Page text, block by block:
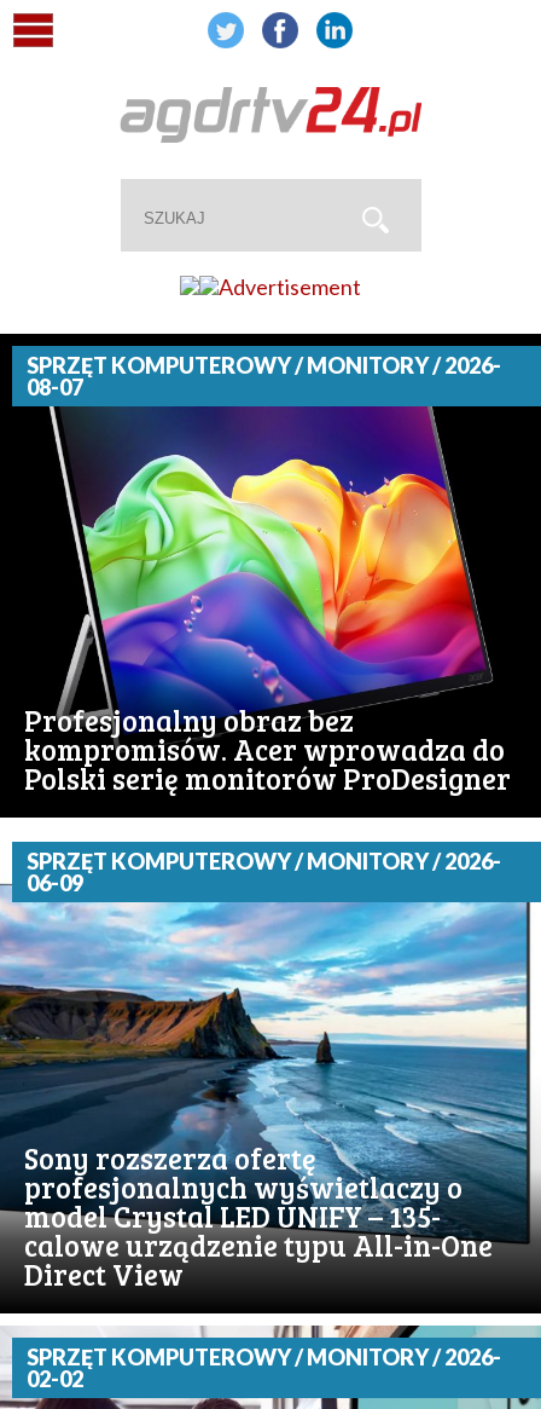
SPRZĘT KOMPUTEROWY / MONITORY / 2026-
08-07
Profesjonalny obraz bez
kompromisów. Acer wprowadza do
Polski serię monitorów ProDesigner
SPRZĘT KOMPUTEROWY / MONITORY / 2026-
06-09
Sony rozszerza ofertę
profesjonalnych wyświetlaczy o
model Crystal LED UNIFY – 135-
calowe urządzenie typu All-in-One
Direct View
SPRZĘT KOMPUTEROWY / MONITORY / 2026-
02-02